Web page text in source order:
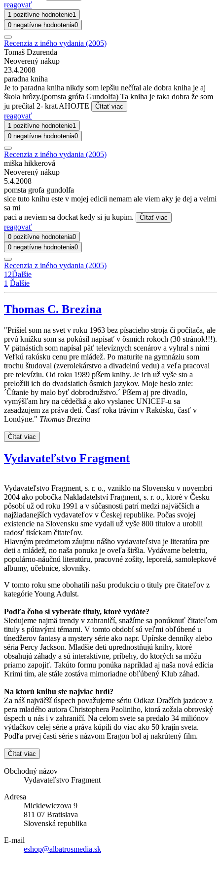
reagovať
1 pozitívne hodnotenie1
0 negatívne hodnotenia0
Recenzia z iného vydania (2005)
Tomaš Dzurenda
Neoverený nákup
23.4.2008
paradna kniha
Je to paradna kniha nikdy som lepšiu nečítal ale dobra kniha je aj
škola hrôzy.(pomsta grófa Gundolfa) Ta kniha je taka dobra že som
ju prečítal 2- krat.AHOJTE
Čítať viac
reagovať
1 pozitívne hodnotenie1
0 negatívne hodnotenia0
Recenzia z iného vydania (2005)
miška hikkerová
Neoverený nákup
5.4.2008
pomsta grofa gundolfa
sice tuto knihu este v mojej edicii nemam ale viem aky je dej a velmi
sa mi
paci a neviem sa dockat kedy si ju kupim.
Čítať viac
reagovať
0 pozitívne hodnotenia0
0 negatívne hodnotenia0
Recenzia z iného vydania (2005)
1 2Ďalšie
1 Ďalšie
Thomas C. Brezina
"Prišiel som na svet v roku 1963 bez písacieho stroja či počítača, ale
prvú knižku som sa pokúsil napísať v ôsmich rokoch (30 stránok!!!).
V pätnástich som napísal päť televíznych scenárov a vyhral s nimi
Veľkú rakúsku cenu pre mládež. Po maturite na gymnáziu som
trochu študoval (zverolekárstvo a divadelnú vedu) a veľa pracoval
pre televíziu. Od roku 1989 píšem knihy. Je ich už vyše sto a
preložili ich do dvadsiatich ôsmich jazykov. Moje heslo znie:
´Čítanie by malo byť dobrodružstvo.´ Píšem aj pre divadlo,
vymýšľam hry na cédečká a ako vyslanec UNICEF-u sa
zasadzujem za práva detí. Časť roka trávim v Rakúsku, časť v
Londýne." Thomas Brezina
Čítať viac
Vydavateľstvo Fragment
Vydavateľstvo Fragment, s. r. o., vzniklo na Slovensku v novembri
2004 ako pobočka Nakladatelství Fragment, s. r. o., ktoré v Česku
pôsobí už od roku 1991 a v súčasnosti patrí medzi najväčších a
najžiadanejších vydavateľov v Českej republike. Počas svojej
existencie na Slovensku sme vydali už vyše 800 titulov a urobili
radosť tisíckam čitateľov.
Hlavným predmetom záujmu nášho vydavateľstva je literatúra pre
deti a mládež, no naša ponuka je oveľa širšia. Vydávame beletriu,
populárno-náučnú literatúru, pracovné zošity, leporelá, samolepkové
albumy, učebnice, slovníky.
V tomto roku sme obohatili našu produkciu o tituly pre čitateľov z
kategórie Young Adulst.
Podľa čoho si vyberáte tituly, ktoré vydáte?
Sledujeme najmä trendy v zahraničí, snažíme sa ponúknuť čitateľom
tituly s pútavými témami. V tomto období sú veľmi obľúbené u
tínedžerov fantasy a mystery série ako napr. Upírske denníky alebo
séria Percy Jackson. Mladšie deti uprednostňujú knihy, ktoré
obsahujú záhady a sú interaktívne, príbehy, do ktorých sa môžu
priamo zapojiť. Takúto formu ponúka napríklad aj naša nová edícia
Krimi tím, ale stále zostáva mimoriadne obľúbený Klub záhad.
Na ktorú knihu ste najviac hrdí?
Za náš najväčší úspech považujeme sériu Odkaz Dračích jazdcov z
pera mladého autora Christophera Paoliniho, ktorá zožala obrovský
úspech u nás i v zahraničí. Na celom svete sa predalo 34 miliónov
výtlačkov celej série a práva kúpili do viac ako 50 krajín sveta.
Podľa prvej časti série s názvom Eragon bol aj nakrútený film.
Čítať viac
Obchodný názov
Vydavateľstvo Fragment
Adresa
Mickiewiczova 9
811 07 Bratislava
Slovenská republika
E-mail
eshop@albatrosmedia.sk